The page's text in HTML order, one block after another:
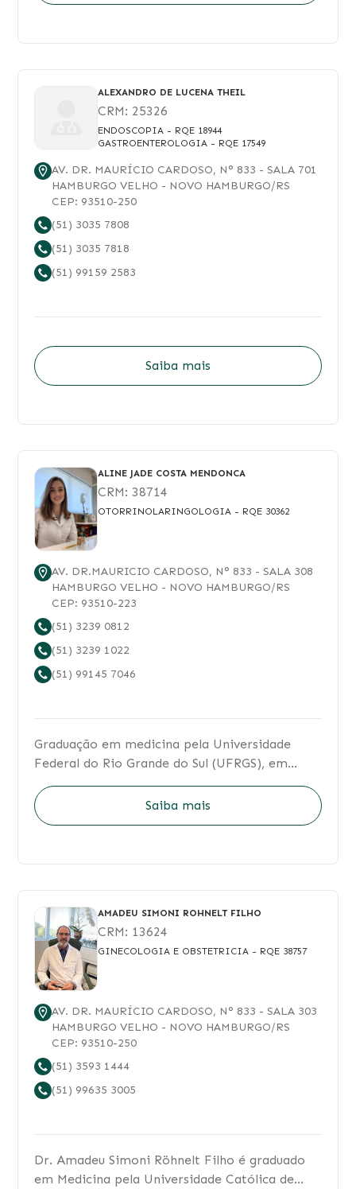
ALEXANDRO DE LUCENA THEIL
CRM: 25326
ENDOSCOPIA - RQE 18944
GASTROENTEROLOGIA - RQE 17549
AV. DR. MAURÍCIO CARDOSO, N° 833 - SALA 701
HAMBURGO VELHO - NOVO HAMBURGO/RS
CEP: 93510-250
(51) 3035 7808
(51) 3035 7818
(51) 99159 2583
Saiba mais
ALINE JADE COSTA MENDONCA
CRM:38714
OTORRINOLARINGOLOGIA - RQE 30362
AV. DR.MAURICIO CARDOSO, N° 833 - SALA 308
HAMBURGO VELHO - NOVO HAMBURGO/RS
CEP: 93510-223
(51) 3239 0812
(51) 3239 1022
(51) 99145 7046
Graduação em medicina pela Universidade
Federal do Rio Grande do Sul (UFRGS), em
2013. Residência Médica em
Otorrinolaringologia pelo Grupo Hospitalar
Conceição, 2014 a 2017. Fellowship em
Saiba mais
AMADEU SIMONI ROHNELT FILHO
CRM: 13624
GINECOLOGIA E OBSTETRICIA - RQE 38757
AV. DR. MAURÍCIO CARDOSO, N° 833 - SALA 303
HAMBURGO VELHO - NOVO HAMBURGO/RS
CEP: 93510-250
(51) 3593 1444
(51) 99635 3005
Dr. Amadeu Simoni Röhnelt Filho é graduado
em Medicina pela Universidade Católica de